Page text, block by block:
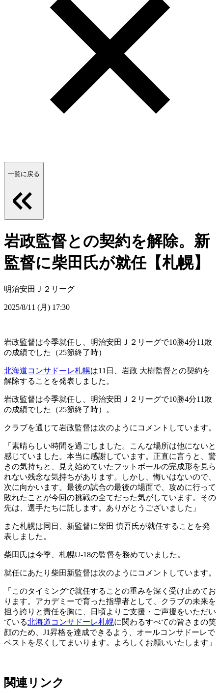
一覧に戻る
岩政監督との契約を解除。新
監督に柴田氏が就任【札幌】
明治安田Ｊ２リーグ
2025/8/11 (月) 17:30
岩政監督は今季就任し、明治安田Ｊ２リーグで10勝4分11敗
の成績でした（25節終了時）
北海道コンサドーレ札幌は11日、岩政 大樹監督との契約を
解除することを発表しました。
岩政監督は今季就任し、明治安田Ｊ２リーグで10勝4分11敗
の成績でした（25節終了時）。
クラブを通じて岩政監督は次のようにコメントしています。
「素晴らしい時間を過ごしました。こんな場所は他にないと
感じていました。本当に感謝しています。正直に言うと、驚
きの気持ちと、見え始めていたフットボールの完成形を見ら
れない残念な気持ちがあります。しかし、悔いはないので、
次に向かいます。最後の試合の最後の場面で、攻めに行って
敗れたことが今回の挑戦の全てだった気がしています。その
先は、選手たちに託します。ありがとうございました」
また札幌は同日、新監督に柴田 慎吾氏が就任することを発
表しました。
柴田氏は今季、札幌U-18の監督を務めていました。
就任にあたり柴田新監督は次のようにコメントしています。
「このタイミングで就任することの重みを深く受け止めてお
ります。アカデミーで育った指導者として、クラブの未来を
担う誇りと責任を胸に、日頃よりご支援・ご声援をいただい
ている北海道コンサドーレ札幌に関わるすべての皆さまの笑
顔のため、J1昇格を達成できるよう、オールコンサドーレで
ベストを尽くしてまいります。よろしくお願いいたします」
関連リンク